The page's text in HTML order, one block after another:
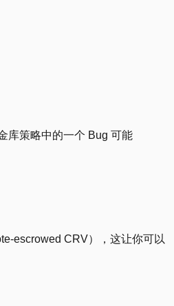
库策略中的一个 Bug 可能
escrowed CRV），这让你可以